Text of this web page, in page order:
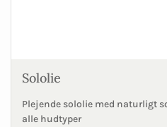
Sololie
Plejende sololie med naturligt
alle hudtyper